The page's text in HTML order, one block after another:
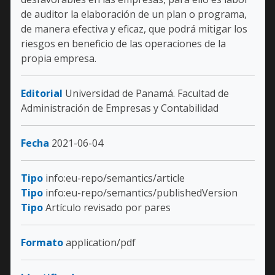
de auditor la elaboración de un plan o programa,
de manera efectiva y eficaz, que podrá mitigar los
riesgos en beneficio de las operaciones de la
propia empresa.
Editorial Universidad de Panamá. Facultad de
Administración de Empresas y Contabilidad
Fecha 2021-06-04
Tipo info:eu-repo/semantics/article
Tipo info:eu-repo/semantics/publishedVersion
TipoArtículo revisado por pares
Formatoapplication/pdf